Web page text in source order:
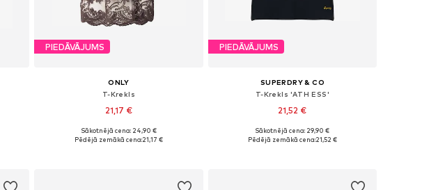
PIEDĀVĀJUMS
ONLY
T-Krekls
21,17 €
Pieejamie izmēri: S, M, L
Sākotnējā cena: 24,90 €
Pēdējā zemākā cena:21,17 €
PIEDĀVĀJUMS
SUPERDRY & CO
T-Krekls 'ATH ESS'
21,52 €
Pieejamie izmēri: XS, S, M, L, XL
Sākotnējā cena: 29,90 €
Pēdējā zemākā cena:21,52 €